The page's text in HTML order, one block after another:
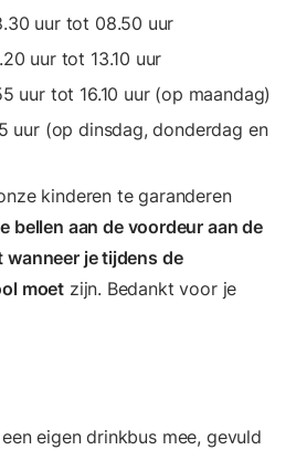
uur tot 08.50 uur
uur tot 13.10 uur
uur tot 16.10 uur (op maandag)
uur (op dinsdag, donderdag en
kinderen te garanderen
bellen aan de voordeur aan de
je tijdens de
moet zijn. Bedankt voor je
eigen drinkbus mee, gevuld